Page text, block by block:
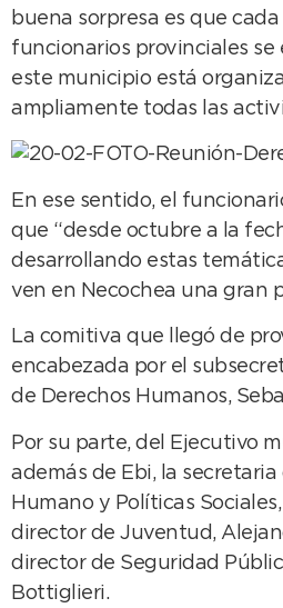
buena sorpresa es que
funcionarios provinciales
este municipio está
ampliamente todas las
En ese sentido, el
que “desde octubre a la
desarrollando estas
ven en Necochea una gran
La comitiva que llegó de
encabezada por el
de Derechos Humanos,
Por su parte, del Ejecutivo
además de Ebi, la secretaria
Humano y Políticas
director de Juventud,
director de Seguridad
Bottiglieri.